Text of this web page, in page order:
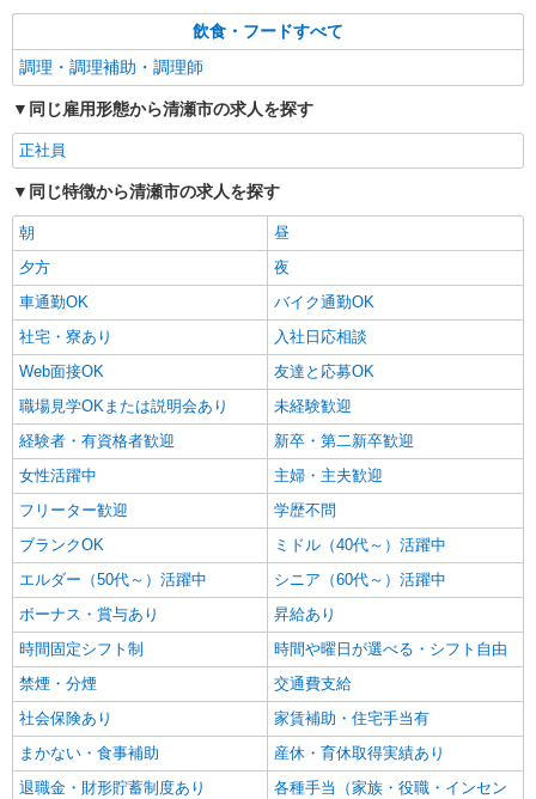
飲食・フードすべて
調理・調理補助・調理師
同じ雇用形態から清瀬市の求人を探す
正社員
同じ特徴から清瀬市の求人を探す
朝
昼
夕方
夜
車通勤OK
バイク通勤OK
社宅・寮あり
入社日応相談
Web面接OK
友達と応募OK
職場見学OKまたは説明会あり
未経験歓迎
経験者・有資格者歓迎
新卒・第二新卒歓迎
女性活躍中
主婦・主夫歓迎
フリーター歓迎
学歴不問
ブランクOK
ミドル（40代～）活躍中
エルダー（50代～）活躍中
シニア（60代～）活躍中
ボーナス・賞与あり
昇給あり
時間固定シフト制
時間や曜日が選べる・シフト自由
禁煙・分煙
交通費支給
社会保険あり
家賃補助・住宅手当有
まかない・食事補助
産休・育休取得実績あり
退職金・財形貯蓄制度あり
各種手当（家族・役職・インセン